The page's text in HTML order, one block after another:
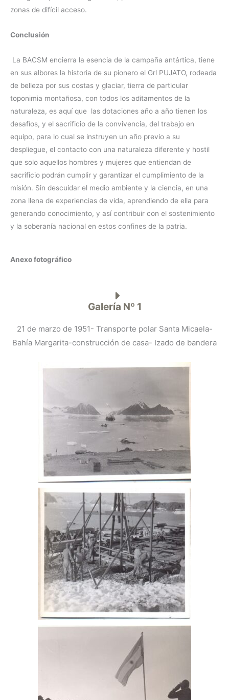
zonas de difícil acceso.
Conclusión
La BACSM encierra la esencia de la campaña antártica, tiene
en sus albores la historia de su pionero el Grl PUJATO, rodeada
de belleza por sus costas y glaciar, tierra de particular
toponimia montañosa, con todos los aditamentos de la
naturaleza, es aquí que las dotaciones año a año tienen los
desafíos, y el sacrificio de la convivencia, del trabajo en
equipo, para lo cual se instruyen un año previo a su
despliegue, el contacto con una naturaleza diferente y hostil
que solo aquellos hombres y mujeres que entiendan de
sacrificio podrán cumplir y garantizar el cumplimiento de la
misión. Sin descuidar el medio ambiente y la ciencia, en una
zona llena de experiencias de vida, aprendiendo de ella para
generando conocimiento, y así contribuir con el sostenimiento
y la soberanía nacional en estos confines de la patria.
Anexo fotográfico
Galería Nº 1
21 de marzo de 1951- Transporte polar Santa Micaela-
Bahía Margarita-construcción de casa- Izado de bandera